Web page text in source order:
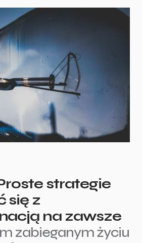
strategie
się z
na zawsze
zabieganym życiu